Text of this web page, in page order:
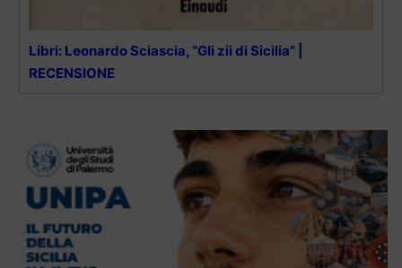
Libri: Leonardo Sciascia, “Gli zii di Sicilia” |
RECENSIONE